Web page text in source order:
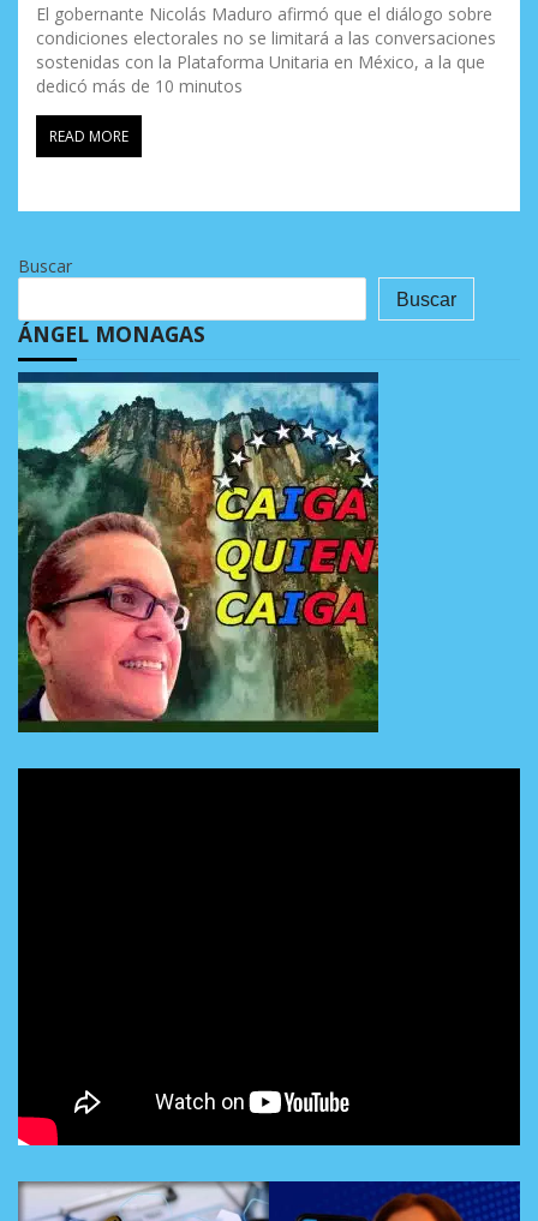
El gobernante Nicolás Maduro afirmó que el diálogo sobre
condiciones electorales no se limitará a las conversaciones
sostenidas con la Plataforma Unitaria en México, a la que
dedicó más de 10 minutos
READ MORE
Buscar
Buscar
ÁNGEL MONAGAS